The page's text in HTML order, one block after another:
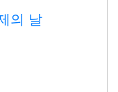
의 날